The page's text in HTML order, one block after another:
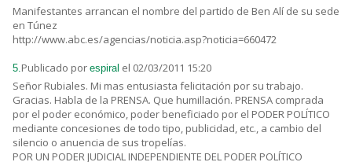
Manifestantes arrancan el nombre del partido de Ben Alí de su sede
en Túnez
http://www.abc.es/agencias/noticia.asp?noticia=660472
5.Publicado por espiral el 02/03/2011 15:20
Señor Rubiales. Mi mas entusiasta felicitación por su trabajo.
Gracias. Habla de la PRENSA. Que humillación. PRENSA comprada
por el poder económico, poder beneficiado por el PODER POLÍTICO
mediante concesiones de todo tipo, publicidad, etc., a cambio del
silencio o anuencia de sus tropelías.
POR UN PODER JUDICIAL INDEPENDIENTE DEL PODER POLÍTICO